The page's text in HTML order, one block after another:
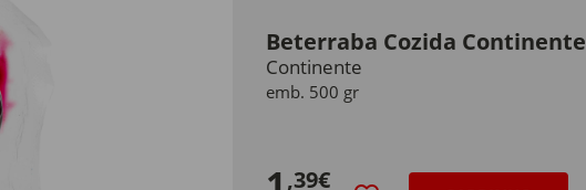
Beterraba Cozida Continente
Continente
emb. 500 gr
,39€